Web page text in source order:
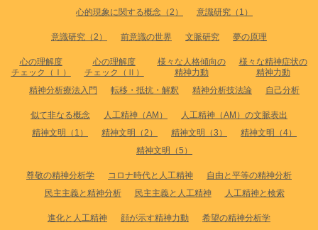
心的現象に関する概念（2）
意識研究（1）
意識研究（2） 前意識の世界 文脈研究 夢の原理
心の理解度
チェック（Ⅰ）
心の理解度
チェック（Ⅱ）
様々な人格傾向の
精神力動
様々な精神症状の
精神力動
精神分析療法入門
転移・抵抗・解釈 精神分析技法論 自己分析
似て非なる概念 人工精神（AM）
人工精神（AM）の文脈表出
精神文明（1）
精神文明（2） 精神文明（3）
精神文明（4）
精神文明（5）
尊敬の精神分析学 コロナ時代と人工精神
自由と平等の精神分析
民主主義と精神分析
民主主義と人工精神 人工精神と検索
進化と人工精神 顔が示す精神力動 希望の精神分析学